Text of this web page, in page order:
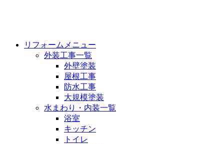
リフォームメニュー
外装工事一覧
外壁塗装
屋根工事
防水工事
大規模塗装
水まわり・内装一覧
浴室
キッチン
トイレ